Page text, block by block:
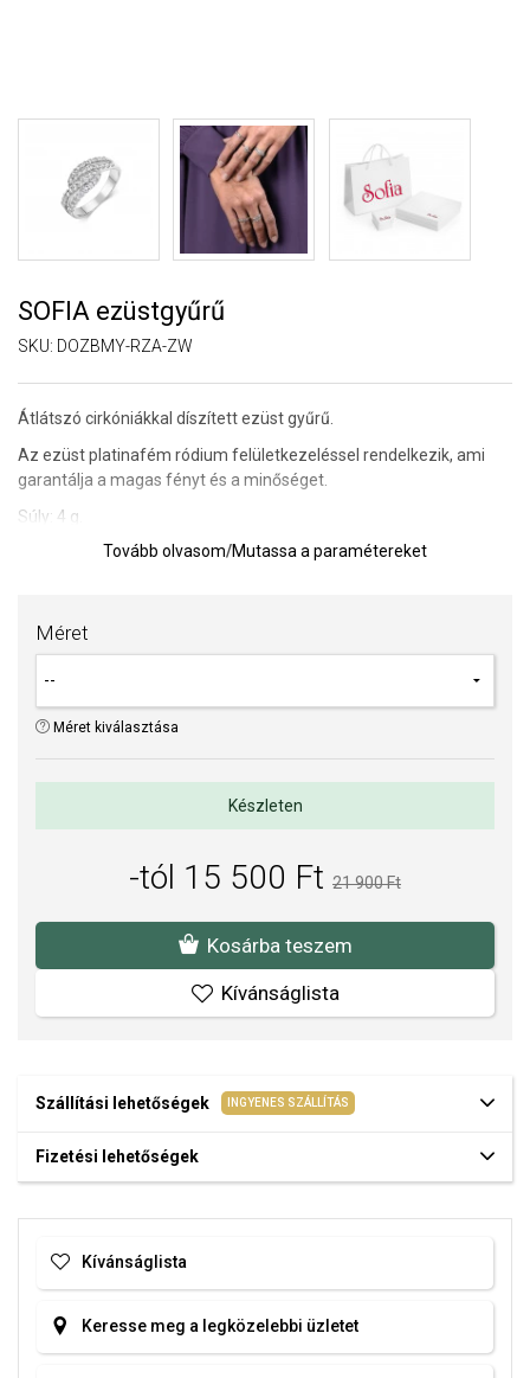
SOFIA ezüstgyűrű
SKU: DOZBMY-RZA-ZW
Átlátszó cirkóniákkal díszített ezüst gyűrű.
Az ezüst platinafém ródium felületkezeléssel rendelkezik, ami
garantálja a magas fényt és a minőséget.
Súly: 4 g.
Gyűrűméret meghatározására szolgáló segédeszköz
Felületkezelésünk, drágaköveink és gyöngyeink beépítése
Tovább olvasom/Mutassa a paramétereket
Méret
Méret kiválasztása
Készleten
-tól 15 500 Ft 21 900 Ft
Kosárba teszem
Kívánságlista
Szállítási lehetőségek INGYENES SZÁLLÍTÁS
Fizetési lehetőségek
Kívánságlista
Keresse meg a legközelebbi üzletet